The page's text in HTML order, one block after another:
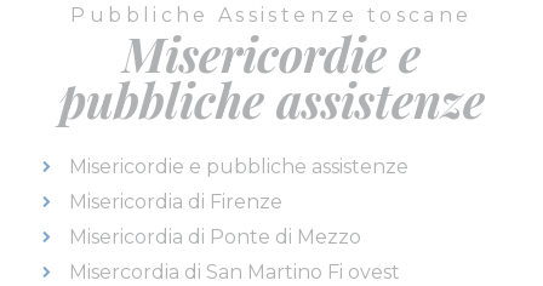
Pubbliche Assistenze toscane
Misericordie e
pubbliche assistenze
Misericordie e pubbliche assistenze
Misericordia di Firenze
Misericordia di Ponte di Mezzo
Misercordia di San Martino Fi ovest